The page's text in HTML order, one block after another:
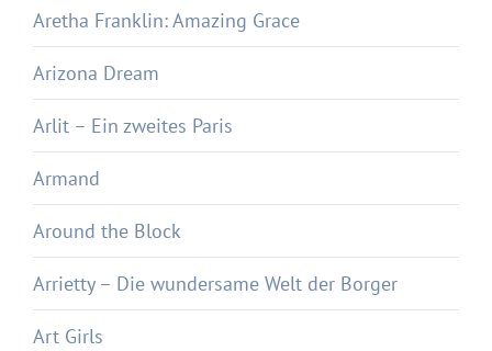
Aretha Franklin: Amazing Grace
Arizona Dream
Arlit – Ein zweites Paris
Armand
Around the Block
Arrietty – Die wundersame Welt der Borger
Art Girls